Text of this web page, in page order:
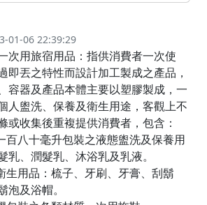
01-06 22:39:29
次用旅宿用品：指供消費者一次使
即丟之特性而設計加工製成之產品，
容器及產品本體主要以塑膠製成，一
人盥洗、保養及衛生用途，客觀上不
或收集後重複提供消費者，包含：
百八十毫升包裝之液態盥洗及保養用
乳、潤髮乳、沐浴乳及乳液。
生用品：梳子、牙刷、牙膏、刮鬍
泡及浴帽。